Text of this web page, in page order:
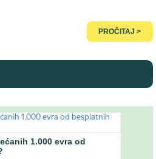
PROČITAJ >
1.000 evra od